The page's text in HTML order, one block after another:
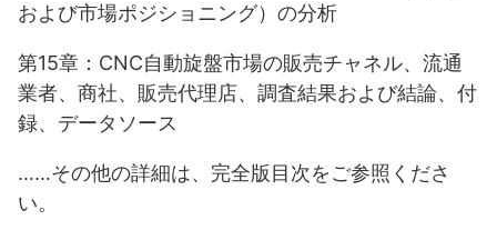
および市場ポジショニング）の分析
第15章：CNC自動旋盤市場の販売チャネル、流通
業者、商社、販売代理店、調査結果および結論、付
録、データソース
……その他の詳細は、完全版目次をご参照くださ
い。